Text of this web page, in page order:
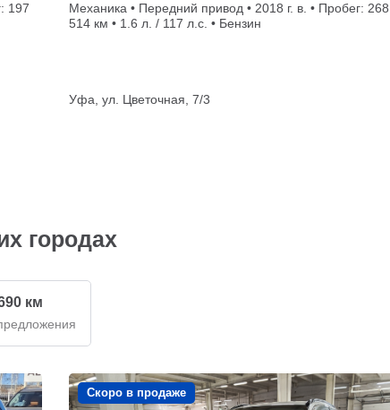
197
Механика • Передний привод • 2018 г. в. • Пробег: 268
514 км • 1.6 л. / 117 л.с. • Бензин
Уфа, ул. Цветочная, 7/3
городах
км
Скоро в продаже